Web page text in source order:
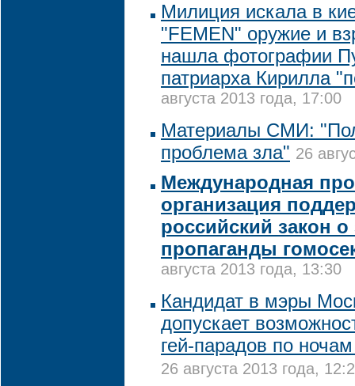
Милиция искала в
"FEMEN" оружие и
нашла фотографии
патриарха Кирилла
августа 2013 года, 17:00
Материалы СМИ:
проблема зла" 26
Международная
организация
российский закон о
пропаганды
августа 2013 года, 13:30
Кандидат в мэры
допускает
гей-парадов по
26 августа 2013 года,